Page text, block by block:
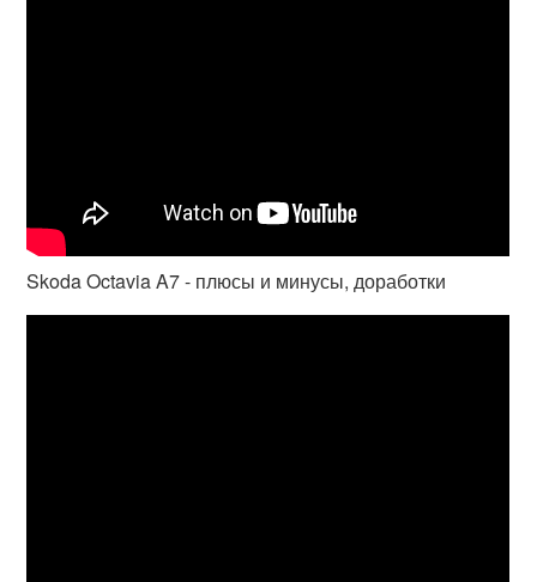
Skoda Octavia A7 - плюсы и минусы, доработки